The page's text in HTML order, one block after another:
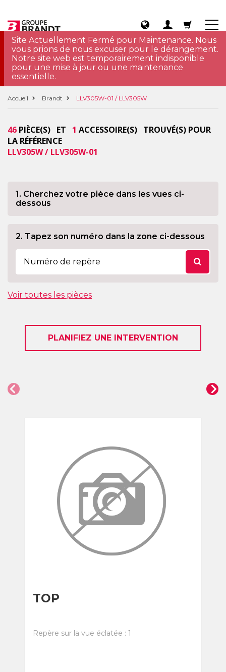
Site Actuellement Fermé pour Maintenance. Nous
vous prions de nous excuser pour le dérangement.
Notre site web est temporairement indisponible
pour une mise à jour ou une maintenance
essentielle.
Accueil Brandt LLV305W-01 / LLV305W
46 PIÈCE(S) ET 1 ACCESSOIRE(S) TROUVÉ(S) POUR
LA RÉFÉRENCE
LLV305W / LLV305W-01
1. Cherchez votre pièce dans les vues ci-
dessous
2. Tapez son numéro dans la zone ci-dessous
Voir toutes les pièces
PLANIFIEZ UNE INTERVENTION
TOP
Repère sur la vue éclatée : 1